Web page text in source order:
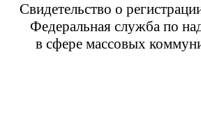
Свидетельство о
Федеральная служба по
в сфере массовых